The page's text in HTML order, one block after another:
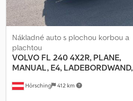
Hörsching 412 km
Nákladné auto s plochou korbou a
plachtou
VOLVO FL 240 4X2R, PLANE,
MANUAL, E4, LADEBORDWAND,